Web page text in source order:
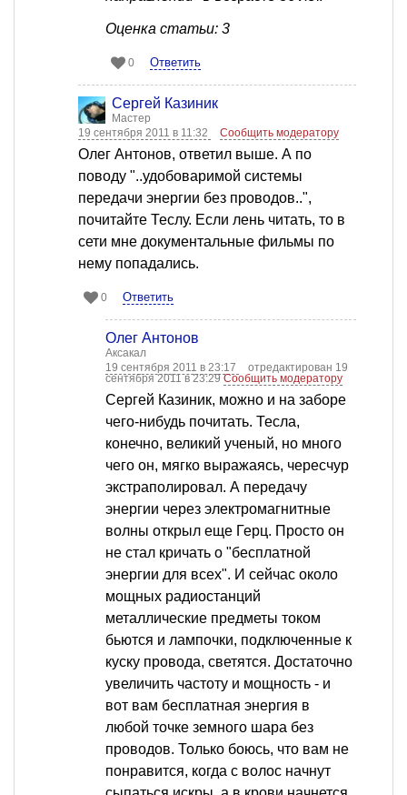
Оценка статьи: 3
0 Ответить
Сергей Казиник
Мастер
19 сентября 2011 в 11:32
Сообщить модератору
Олег Антонов, ответил выше. А по
поводу "..удобоваримой системы
передачи энергии без проводов..",
почитайте Теслу. Если лень читать, то в
сети мне документальные фильмы по
нему попадались.
0 Ответить
Олег Антонов
Аксакал
19 сентября 2011 в 23:17
отредактирован 19
сентября 2011 в 23:29Сообщить модератору
Сергей Казиник, можно и на заборе
чего-нибудь почитать. Тесла,
конечно, великий ученый, но много
чего он, мягко выражаясь, чересчур
экстраполировал. А передачу
энергии через электромагнитные
волны открыл еще Герц. Просто он
не стал кричать о "бесплатной
энергии для всех". И сейчас около
мощных радиостанций
металлические предметы током
бьются и лампочки, подключенные к
куску провода, светятся. Достаточно
увеличить частоту и мощность - и
вот вам бесплатная энергия в
любой точке земного шара без
проводов. Только боюсь, что вам не
понравится, когда с волос начнут